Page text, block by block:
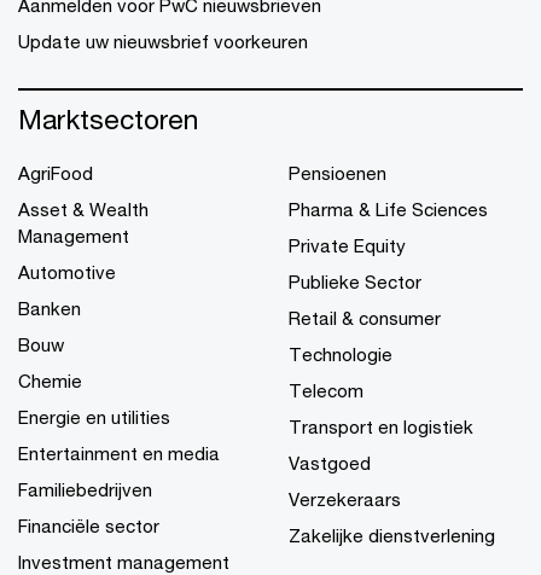
Aanmelden voor PwC nieuwsbrieven
Update uw nieuwsbrief voorkeuren
Marktsectoren
AgriFood
Asset & Wealth
Management
Automotive
Banken
Bouw
Chemie
Energie en utilities
Entertainment en media
Familiebedrijven
Financiële sector
Investment management
Pensioenen
Pharma & Life Sciences
Private Equity
Publieke Sector
Retail & consumer
Technologie
Telecom
Transport en logistiek
Vastgoed
Verzekeraars
Zakelijke dienstverlening